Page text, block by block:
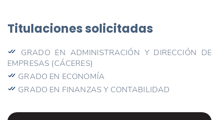
Titulaciones solicitadas
GRADO EN ADMINISTRACIÓN Y DIRECCIÓN DE
EMPRESAS (CÁCERES)
GRADO EN ECONOMÍA
GRADO EN FINANZAS Y CONTABILIDAD